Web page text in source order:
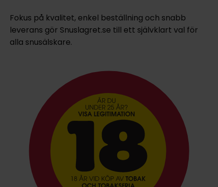
Fokus på kvalitet, enkel beställning och snabb
leverans gör Snuslagret.se till ett självklart val för
alla snusälskare.